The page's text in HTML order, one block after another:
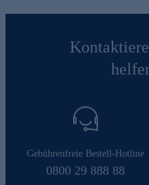
Gebührenfreie Bestell-Hotline
0800 29 888 88